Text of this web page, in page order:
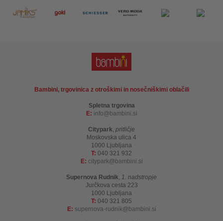
Bambini, trgovinica z otroškimi in nosečniškimi oblačili
Spletna trgovina
E: info bambini.si
Citypark, pritličje
Moskovska ulica 4
1000 Ljubljana
T: 040 321 932
E: citypark bambini.si
Supernova Rudnik, 1. nadstropje
Jurčkova cesta 223
1000 Ljubljana
T: 040 321 805
E: supernova-rudnik bambini.si